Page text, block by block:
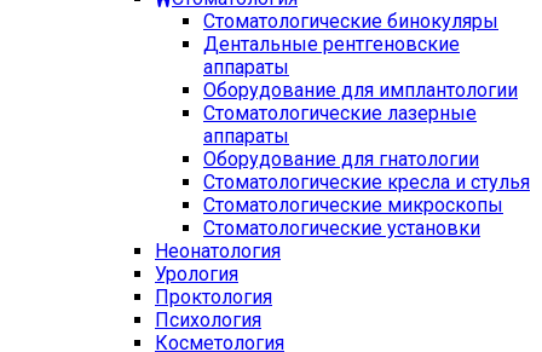
Стоматологические бинокуляры
Дентальные рентгеновские
аппараты
Оборудование для имплантологии
Стоматологические лазерные
аппараты
Оборудование для гнатологии
Стоматологические кресла и стулья
Стоматологические микроскопы
Стоматологические установки
Неонатология
Урология
Проктология
Психология
Косметология